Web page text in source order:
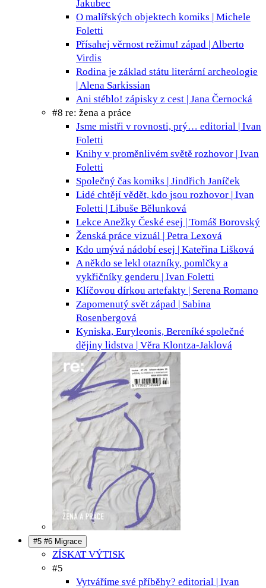
Jakubec
O malířských objektech komiks | Michele
Foletti
Přísahej věrnost režimu! západ | Alberto
Virdis
Rodina je základ státu literární archeologie
| Alena Sarkissian
Ani stéblo! zápisky z cest | Jana Černocká
#8 re: žena a práce
Jsme mistři v rovnosti, prý… editorial | Ivan
Foletti
Knihy v proměnlivém světě rozhovor | Ivan
Foletti
Společný čas komiks | Jindřich Janíček
Lidé chtějí vědět, kdo jsou rozhovor | Ivan
Foletti | Libuše Bělunková
Lekce Anežky České esej | Tomáš Borovský
Ženská práce vizuál | Petra Lexová
Kdo umývá nádobí esej | Kateřina Lišková
A někdo se lekl otazníky, pomlčky a
vykřičníky genderu | Ivan Foletti
Klíčovou dírkou artefakty | Serena Romano
Zapomenutý svět západ | Sabina
Rosenbergová
Kyniska, Euryleonis, Bereníké společné
dějiny lidstva | Věra Klontza-Jaklová
#5 #6 Migrace
ZÍSKAT VÝTISK
#5
Vytváříme své příběhy? editorial | Ivan